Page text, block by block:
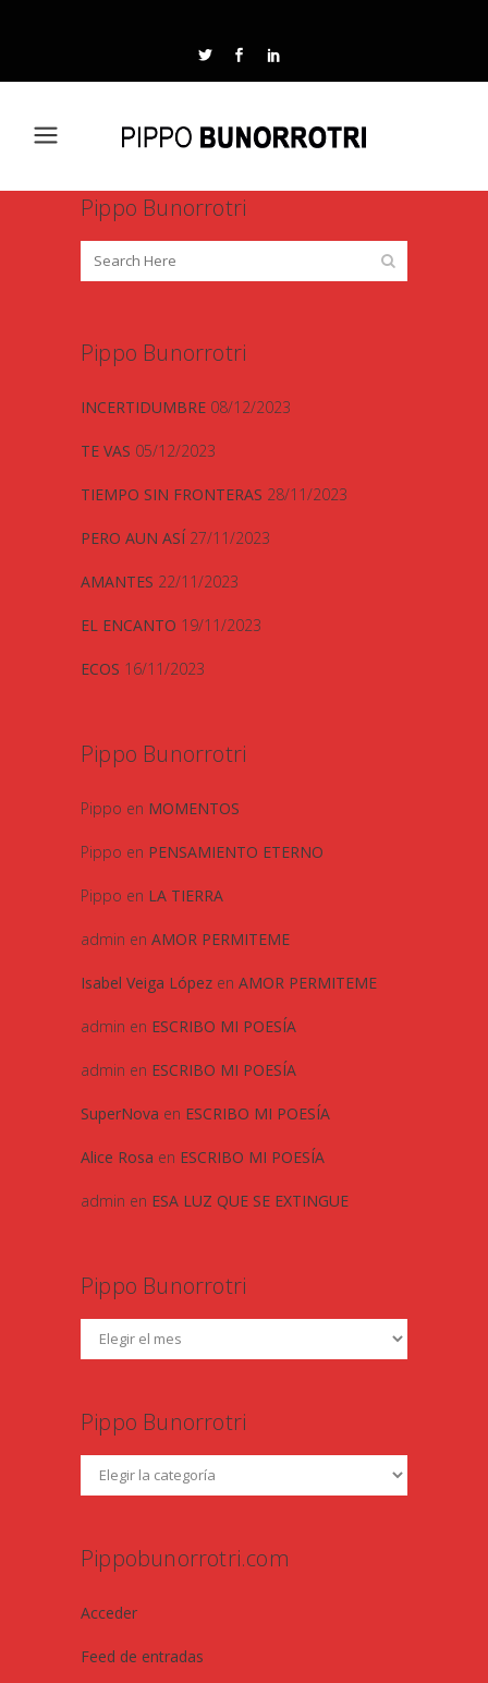
Pippo Bunorrotri
Pippo Bunorrotri
INCERTIDUMBRE 08/12/2023
TE VAS 05/12/2023
TIEMPO SIN FRONTERAS 28/11/2023
PERO AUN ASÍ 27/11/2023
AMANTES 22/11/2023
EL ENCANTO 19/11/2023
ECOS 16/11/2023
Pippo Bunorrotri
Pippo en MOMENTOS
Pippo en PENSAMIENTO ETERNO
Pippo en LA TIERRA
admin en AMOR PERMITEME
Isabel Veiga López en AMOR PERMITEME
admin en ESCRIBO MI POESÍA
admin en ESCRIBO MI POESÍA
SuperNova en ESCRIBO MI POESÍA
Alice Rosa en ESCRIBO MI POESÍA
admin en ESA LUZ QUE SE EXTINGUE
Pippo Bunorrotri
Pippo Bunorrotri
Pippobunorrotri.com
Acceder
Feed de entradas